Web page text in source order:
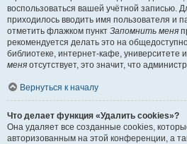
воспользоваться вашей учётной записью.
приходилось вводить имя пользователя и
отметить флажком пункт Запомнить меня
рекомендуется делать это на
библиотеке, интернет-кафе, университете
меня отсутствует, это значит, что
Вернуться к началу
Что делает функция «Удалить cookies»?
Она удаляет все созданные cookies,
авторизованным на этой конференции, а